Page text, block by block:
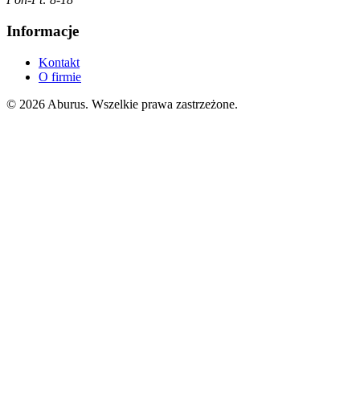
Informacje
Kontakt
O firmie
© 2026 Aburus. Wszelkie prawa zastrzeżone.